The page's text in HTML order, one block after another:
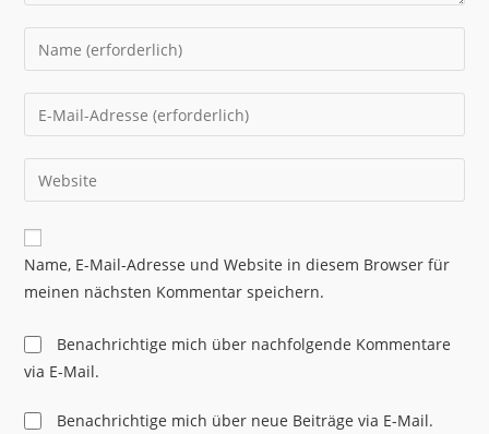
Gib
deinen
Namen
oder
zum
Kommentieren
ein
Gib
deine
E-
Mail-
zum
Kommentieren
ein
Gib
deine
Website-
URL
Name, E-Mail-Adresse und Website in diesem Browser für
meinen nächsten Kommentar speichern.
Benachrichtige mich über nachfolgende Kommentare
via E-Mail.
Benachrichtige mich über neue Beiträge via E-Mail.